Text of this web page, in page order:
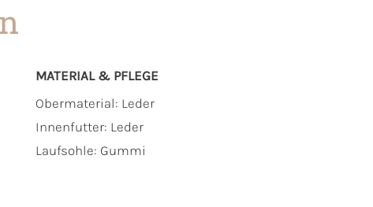
MATERIAL & PFLEGE
Obermaterial: Leder
Innenfutter: Leder
Laufsohle: Gummi